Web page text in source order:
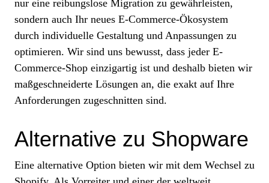
nur eine reibungslose Migration zu gewährleisten,
sondern auch Ihr neues E-Commerce-Ökosystem
durch individuelle Gestaltung und Anpassungen zu
optimieren. Wir sind uns bewusst, dass jeder E-
Commerce-Shop einzigartig ist und deshalb bieten wir
maßgeschneiderte Lösungen an, die exakt auf Ihre
Anforderungen zugeschnitten sind.
Alternative zu Shopware
Eine alternative Option bieten wir mit dem Wechsel zu